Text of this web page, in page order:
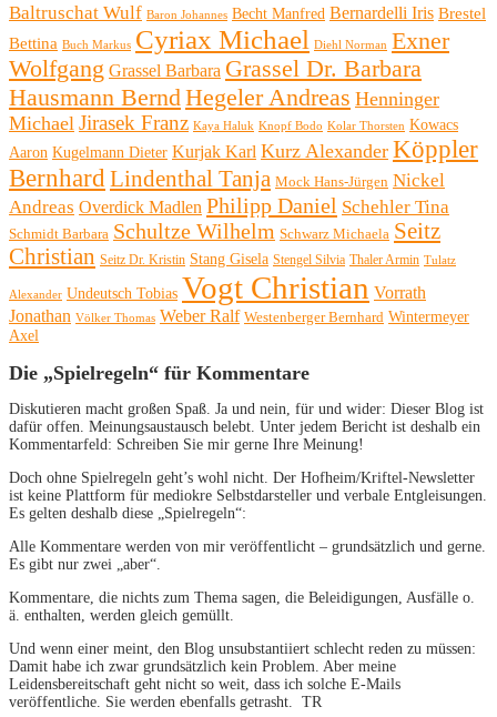
Baltruschat Wulf Baron Johannes Becht Manfred Bernardelli Iris Brestel
Bettina Buch Markus Cyriax Michael Diehl Norman Exner
Wolfgang Grassel Barbara Grassel Dr. Barbara
Hausmann Bernd Hegeler Andreas Henninger
Michael Jirasek Franz Kaya Haluk Knopf Bodo Kolar Thorsten Kowacs
Aaron Kugelmann Dieter Kurjak Karl Kurz Alexander Köppler
Bernhard Lindenthal Tanja Mock Hans-Jürgen Nickel
Andreas Overdick Madlen Philipp Daniel Schehler Tina
Schmidt Barbara Schultze Wilhelm Schwarz Michaela Seitz
Christian Seitz Dr. Kristin Stang Gisela Stengel Silvia Thaler Armin Tulatz
Alexander Undeutsch Tobias Vogt Christian Vorrath
Jonathan Völker Thomas Weber Ralf Westenberger Bernhard Wintermeyer
Axel
Die „Spielregeln“ für Kommentare
Diskutieren macht großen Spaß. Ja und nein, für und wider: Dieser Blog ist
dafür offen. Meinungsaustausch belebt. Unter jedem Bericht ist deshalb ein
Kommentarfeld: Schreiben Sie mir gerne Ihre Meinung!
Doch ohne Spielregeln geht’s wohl nicht. Der Hofheim/Kriftel-Newsletter
ist keine Plattform für mediokre Selbstdarsteller und verbale Entgleisungen.
Es gelten deshalb diese „Spielregeln“:
Alle Kommentare werden von mir veröffentlicht – grundsätzlich und gerne.
Es gibt nur zwei „aber“.
Kommentare, die nichts zum Thema sagen, die Beleidigungen, Ausfälle o.
ä. enthalten, werden gleich gemüllt.
Und wenn einer meint, den Blog unsubstantiiert schlecht reden zu müssen:
Damit habe ich zwar grundsätzlich kein Problem. Aber meine
Leidensbereitschaft geht nicht so weit, dass ich solche E-Mails
veröffentliche. Sie werden ebenfalls getrasht. TR